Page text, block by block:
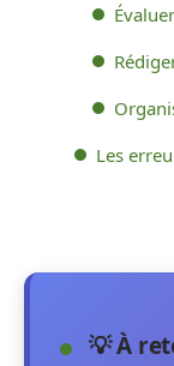
Les
💡 À